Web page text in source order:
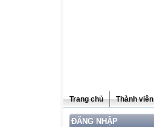
Trang chủ Thành viên
ĐĂNG NHẬP